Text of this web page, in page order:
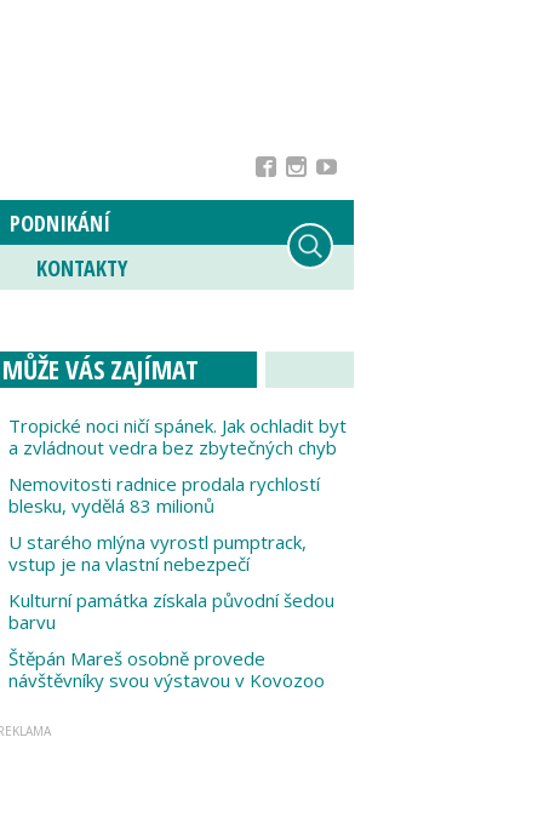
PODNIKÁNÍ
KONTAKTY
MŮŽE VÁS ZAJÍMAT
Tropické noci ničí spánek. Jak ochladit byt
a zvládnout vedra bez zbytečných chyb
Nemovitosti radnice prodala rychlostí
blesku, vydělá 83 milionů
U starého mlýna vyrostl pumptrack,
vstup je na vlastní nebezpečí
Kulturní památka získala původní šedou
barvu
Štěpán Mareš osobně provede
návštěvníky svou výstavou v Kovozoo